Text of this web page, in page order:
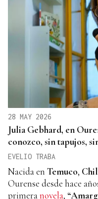
28 MAY 2026
Julia Gebhard, en
conozco, sin tapujos,
EVELIO TRABA
Nacida en Temuco,
Ourense desde hace
primeranovela,